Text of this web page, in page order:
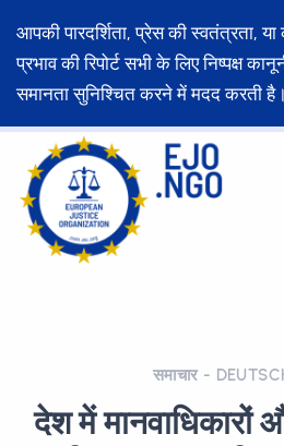
आपकी पारदर्शिता, प्रेस की स्वतंत्रता, या
प्रभाव की रिपोर्ट सभी के लिए निष्पक्ष
समानता सुनिश्चित करने में मदद करती है।
समाचार -
देश में मानवाधिकारों